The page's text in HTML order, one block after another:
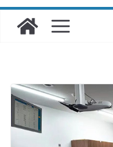
เอ-พ
ควา
อร์ม
พลั
เปร